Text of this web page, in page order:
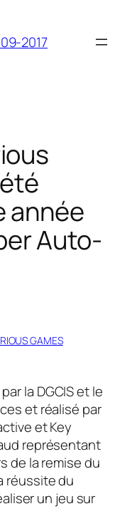
2017
année
Auto-
GAMES
la DGCIS et le
et réalisé par
et Key
représentant
de la remise du
réussite du
un jeu sur